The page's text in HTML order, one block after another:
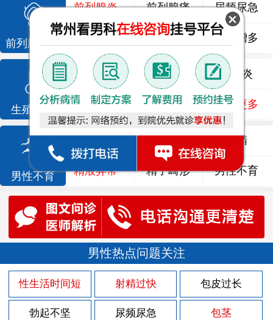
前列腺疾病
前列腺炎 前列腺痛 尿频尿急
前列腺增生 排尿不畅 夜尿增多
生殖感染
龟头炎 睾丸炎 尿道炎
尿相关 泌尿感染 了解更多
男性不育
死精 少精 弱精
精液异常 精子畸形 男性不育
男性热点问题关注
性生活时间短 射精过快 包皮过长
勃起不坚 尿频尿急 包茎